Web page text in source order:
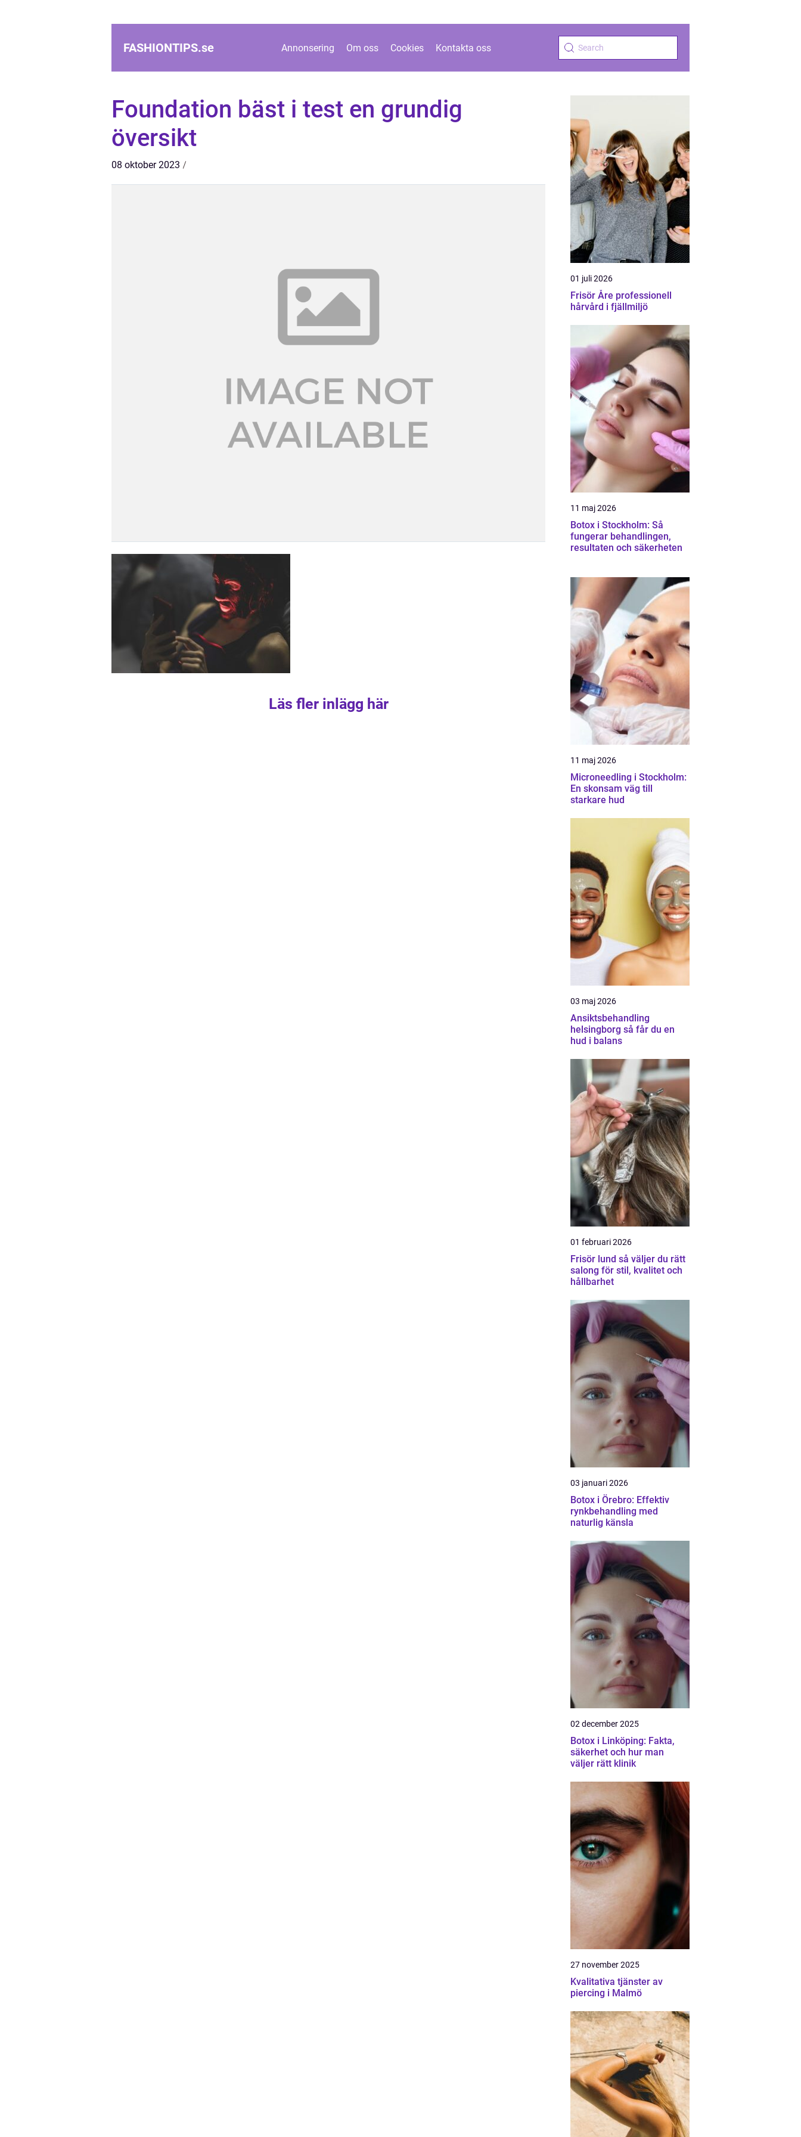
FASHIONTIPS.se Annonsering Om oss Cookies Kontakta oss
Foundation bäst i test en grundig
översikt
08 oktober 2023
Läs fler inlägg här
01 juli 2026
Frisör Åre professionell
hårvård i fjällmiljö
11 maj 2026
Botox i Stockholm: Så
fungerar behandlingen,
resultaten och säkerheten
11 maj 2026
Microneedling i Stockholm:
En skonsam väg till
starkare hud
03 maj 2026
Ansiktsbehandling
helsingborg så får du en
hud i balans
01 februari 2026
Frisör lund så väljer du rätt
salong för stil, kvalitet och
hållbarhet
03 januari 2026
Botox i Örebro: Effektiv
rynkbehandling med
naturlig känsla
02 december 2025
Botox i Linköping: Fakta,
säkerhet och hur man
väljer rätt klinik
27 november 2025
Kvalitativa tjänster av
piercing i Malmö